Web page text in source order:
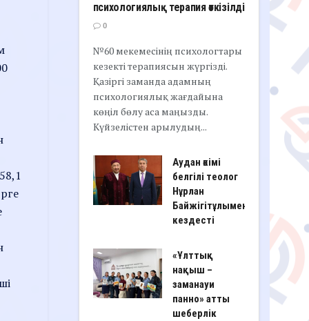
психологиялық терапия өткізілді
0
№60 мекемесінің психологтары
кезекті терапиясын жүргізді.
Қазіргі заманда адамның
психологиялық жағдайына
көңіл бөлу аса маңызды.
Күйзелістен арылудың...
Аудан әкімі
белгілі теолог
Нұрлан
Байжігітұлымен
кездесті
«Ұлттық
нақыш –
заманауи
панно» атты
шеберлік